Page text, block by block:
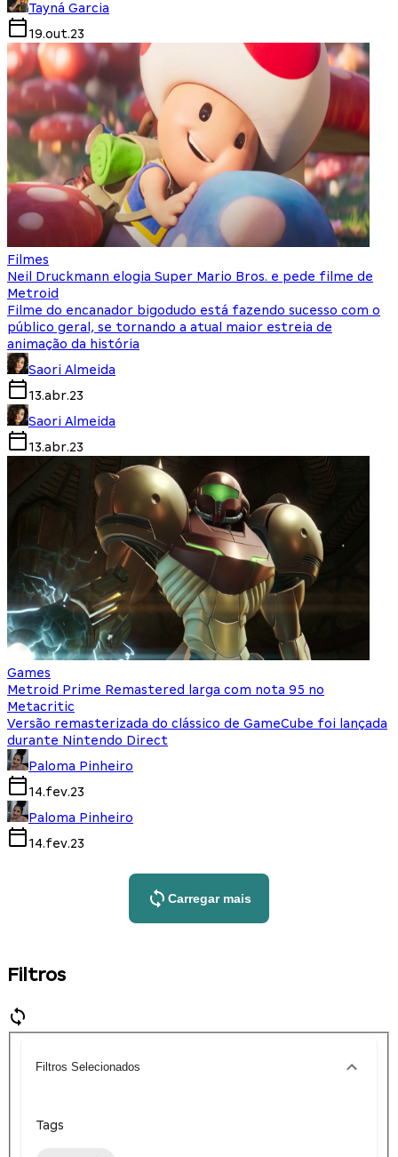
Tayná Garcia
19.out.23
Filmes
Neil Druckmann elogia Super Mario Bros. e pede filme de
Metroid
Filme do encanador bigodudo está fazendo sucesso com o
público geral, se tornando a atual maior estreia de
animação da história
Saori Almeida
13.abr.23
Saori Almeida
13.abr.23
Games
Metroid Prime Remastered larga com nota 95 no
Metacritic
Versão remasterizada do clássico de GameCube foi lançada
durante Nintendo Direct
Paloma Pinheiro
14.fev.23
Paloma Pinheiro
14.fev.23
Carregar mais
Filtros
Filtros Selecionados
Tags